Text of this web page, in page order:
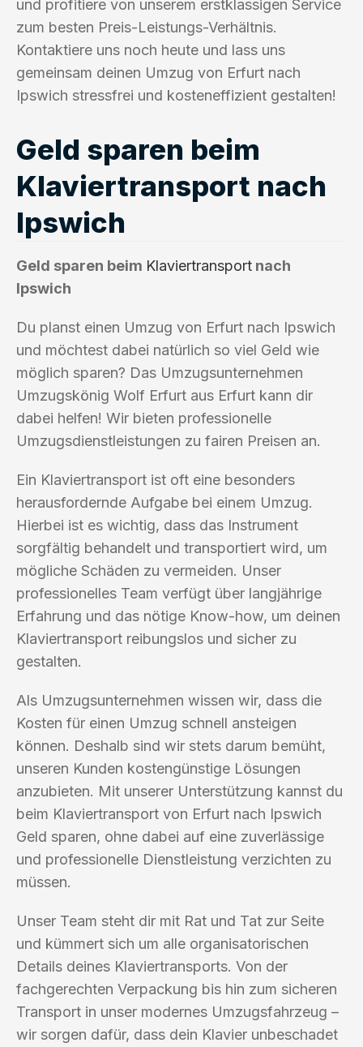
und profitiere von unserem erstklassigen Service
zum besten Preis-Leistungs-Verhältnis.
Kontaktiere uns noch heute und lass uns
gemeinsam deinen Umzug von Erfurt nach
Ipswich stressfrei und kosteneffizient gestalten!
Geld sparen beim
Klaviertransport nach
Ipswich
Geld sparen beim Klaviertransport nach
Ipswich
Du planst einen Umzug von Erfurt nach Ipswich
und möchtest dabei natürlich so viel Geld wie
möglich sparen? Das Umzugsunternehmen
Umzugskönig Wolf Erfurt aus Erfurt kann dir
dabei helfen! Wir bieten professionelle
Umzugsdienstleistungen zu fairen Preisen an.
Ein Klaviertransport ist oft eine besonders
herausfordernde Aufgabe bei einem Umzug.
Hierbei ist es wichtig, dass das Instrument
sorgfältig behandelt und transportiert wird, um
mögliche Schäden zu vermeiden. Unser
professionelles Team verfügt über langjährige
Erfahrung und das nötige Know-how, um deinen
Klaviertransport reibungslos und sicher zu
gestalten.
Als Umzugsunternehmen wissen wir, dass die
Kosten für einen Umzug schnell ansteigen
können. Deshalb sind wir stets darum bemüht,
unseren Kunden kostengünstige Lösungen
anzubieten. Mit unserer Unterstützung kannst du
beim Klaviertransport von Erfurt nach Ipswich
Geld sparen, ohne dabei auf eine zuverlässige
und professionelle Dienstleistung verzichten zu
müssen.
Unser Team steht dir mit Rat und Tat zur Seite
und kümmert sich um alle organisatorischen
Details deines Klaviertransports. Von der
fachgerechten Verpackung bis hin zum sicheren
Transport in unser modernes Umzugsfahrzeug –
wir sorgen dafür, dass dein Klavier unbeschadet